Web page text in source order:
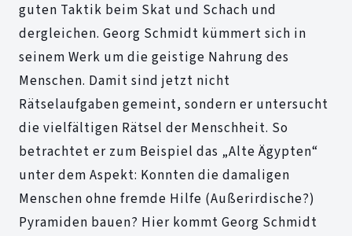
guten Taktik beim Skat und Schach und
dergleichen. Georg Schmidt kümmert sich in
seinem Werk um die geistige Nahrung des
Menschen. Damit sind jetzt nicht
Rätselaufgaben gemeint, sondern er untersucht
die vielfältigen Rätsel der Menschheit. So
betrachtet er zum Beispiel das „Alte Ägypten“
unter dem Aspekt: Konnten die damaligen
Menschen ohne fremde Hilfe (Außerirdische?)
Pyramiden bauen? Hier kommt Georg Schmidt